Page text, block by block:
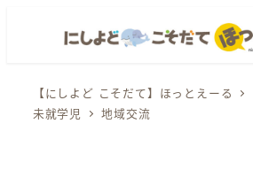
【にしよど こそだて】ほっとえーる
未就学児
地域交流